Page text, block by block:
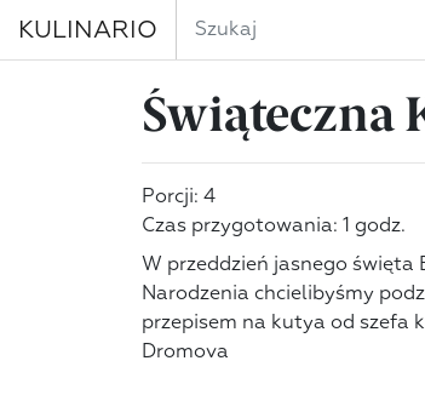
KULINARIO
Świąteczna
Porcji: 4
Czas przygotowania: 1 godz.
W przeddzień jasnego święta
Narodzenia chcielibyśmy
przepisem na kutya od szefa
Dromova